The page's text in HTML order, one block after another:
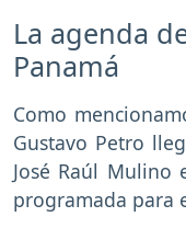
La agenda
Panamá
Como
Gustavo Petro
José Raúl Mulino
programada para